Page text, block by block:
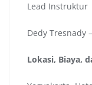
Lead Instruktur
Dedy Tresnady
Lokasi, Biaya,